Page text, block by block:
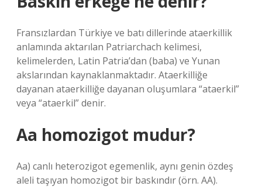
Fransızlardan Türkiye ve batı dillerinde ataerkillik
anlamında aktarılan Patriarchach kelimesi,
kelimelerden, Latin Patria’dan (baba) ve Yunan
akslarından kaynaklanmaktadır. Ataerkilliğe
dayanan ataerkilliğe dayanan oluşumlara “ataerkil”
veya “ataerkil” denir.
Aa homozigot mudur?
Aa) canlı heterozigot egemenlik, aynı genin özdeş
aleli taşıyan homozigot bir baskındır (örn. AA).